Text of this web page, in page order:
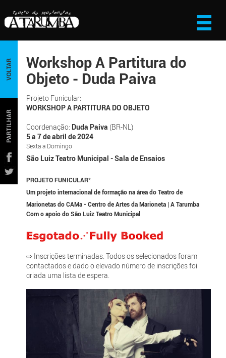
VOLTAR
PARTILHAR
Workshop A Partitura do
Objeto - Duda Paiva
Projeto Funicular:
WORKSHOP A PARTITURA DO OBJETO
Coordenação: Duda Paiva (BR-NL)
5 a 7 de abril de 2024
Sexta a Domingo
São Luiz Teatro Municipal - Sala de Ensaios
PROJETO FUNICULAR*
Um projeto internacional de formação na área do Teatro de
Marionetas do CAMa - Centro de Artes da Marioneta | A Tarumba
Com o apoio do São Luiz Teatro Municipal
⇨ Inscrições terminadas. Todos os selecionados foram
contactados e dado o elevado número de inscrições foi
criada uma lista de espera.